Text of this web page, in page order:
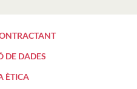
DE DADES
ÈTICA